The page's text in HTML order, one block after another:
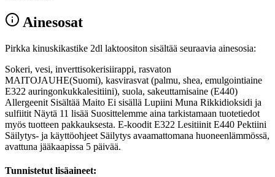
Ainesosat
Pirkka kinuskikastike 2dl laktoositon sisältää seuraavia ainesosia:
Sokeri, vesi, inverttisokerisiirappi, rasvaton
MAITOJAUHE(Suomi), kasvirasvat (palmu, shea, emulgointiaine
E322 auringonkukkalesitiini), suola, sakeuttamisaine (E440)
Allergeenit Sisältää Maito Ei sisällä Lupiini Muna Rikkidioksidi ja
sulfiitit Näytä 11 lisää Suosittelemme aina tarkistamaan tuotetiedot
myös tuotteen pakkauksesta. E-koodit E322 Lesitiinit E440 Pektiini
Säilytys- ja käyttöohjeet Säilytys avaamattomana huoneenlämmössä,
avattuna jääkaapissa 5 päivää.
Tunnistetut lisäaineet: